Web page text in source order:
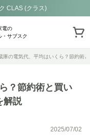
CLAS (クラス)
電の
・サブスク
庫の電気代、平均はいくら？節約術
？節約術と買い
解説
2025/07/02